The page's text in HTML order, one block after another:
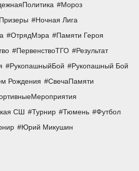
Мороз
Ночная Лига
ОтрядМэра
Памяти Героя
ПервенствоТГО
Результат
РукопашныйБой
Рукопашный Бой
Рождения
СвечаПамяти
СШ Турнир Тюмень
Футбол
Юрий Микушин